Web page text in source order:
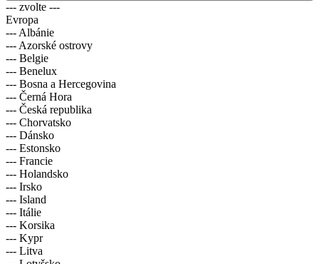
--- zvolte ---
Evropa
--- Albánie
--- Azorské ostrovy
--- Belgie
--- Benelux
--- Bosna a Hercegovina
--- Černá Hora
--- Česká republika
--- Chorvatsko
--- Dánsko
--- Estonsko
--- Francie
--- Holandsko
--- Irsko
--- Island
--- Itálie
--- Korsika
--- Kypr
--- Litva